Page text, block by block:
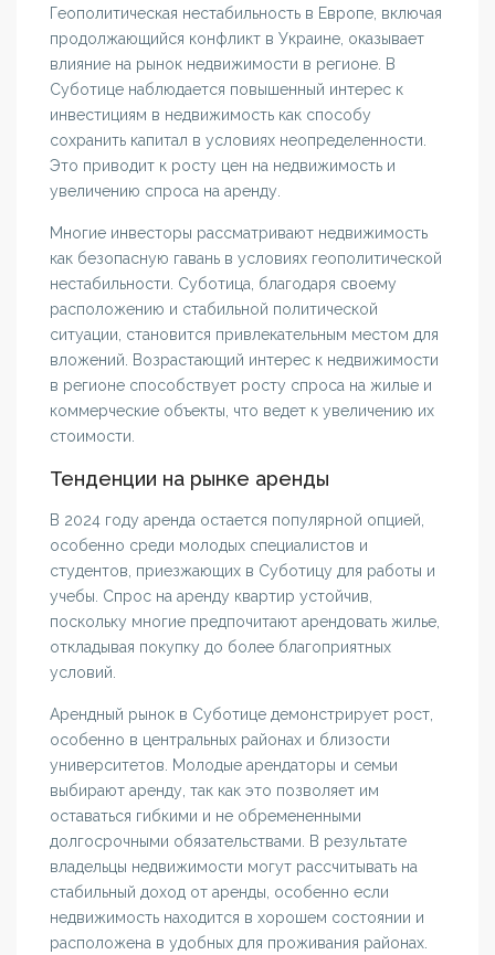
Геополитическая нестабильность в Европе, включая
продолжающийся конфликт в Украине, оказывает
влияние на рынок недвижимости в регионе. В
Суботице наблюдается повышенный интерес к
инвестициям в недвижимость как способу
сохранить капитал в условиях неопределенности.
Это приводит к росту цен на недвижимость и
увеличению спроса на аренду.
Многие инвесторы рассматривают недвижимость
как безопасную гавань в условиях геополитической
нестабильности. Суботица, благодаря своему
расположению и стабильной политической
ситуации, становится привлекательным местом для
вложений. Возрастающий интерес к недвижимости
в регионе способствует росту спроса на жилые и
коммерческие объекты, что ведет к увеличению их
стоимости.
Тенденции на рынке аренды
В 2024 году аренда остается популярной опцией,
особенно среди молодых специалистов и
студентов, приезжающих в Суботицу для работы и
учебы. Спрос на аренду квартир устойчив,
поскольку многие предпочитают арендовать жилье,
откладывая покупку до более благоприятных
условий.
Арендный рынок в Суботице демонстрирует рост,
особенно в центральных районах и близости
университетов. Молодые арендаторы и семьи
выбирают аренду, так как это позволяет им
оставаться гибкими и не обремененными
долгосрочными обязательствами. В результате
владельцы недвижимости могут рассчитывать на
стабильный доход от аренды, особенно если
недвижимость находится в хорошем состоянии и
расположена в удобных для проживания районах.